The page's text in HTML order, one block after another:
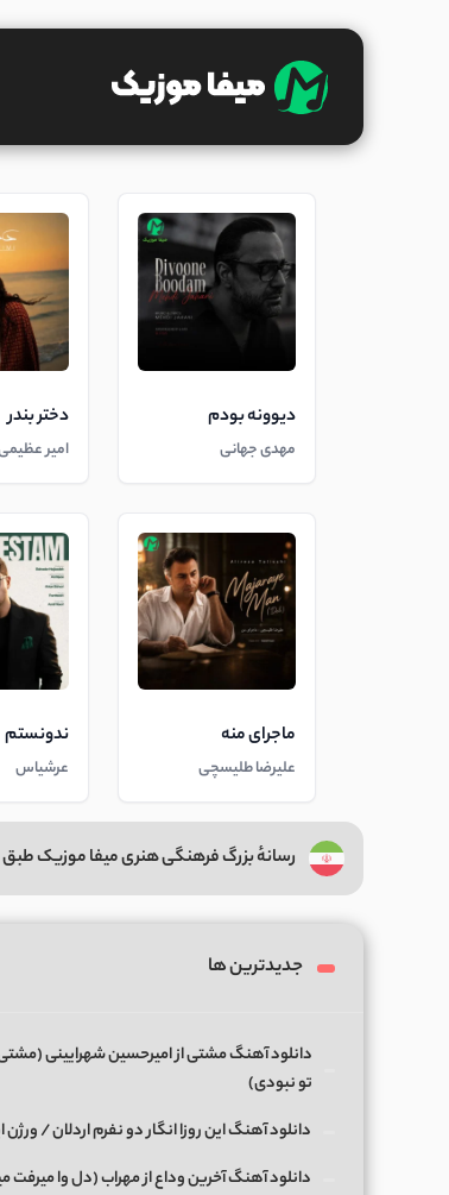
دیوونه بودم
مهدی جهانی
دختر بندر
امیر
ماجرای منه
علیرضا طلیسچی
ندونستم
عرشیاس
رسانهٔ بزرگ فرهنگی هنری میفا موزیک
جدیدترین ها
دانلود آهنگ مشتی از امیرحسین شهرایینی
تو نبودی)
دانلود آهنگ این روزا انگار دو نفرم اردلان / ورژن
دانلود آهنگ آخرین وداع از مهراب (دل وا